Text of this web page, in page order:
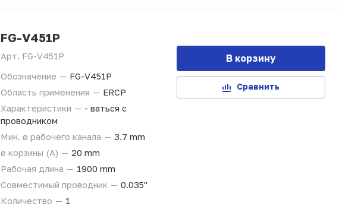
FG-V451P
Арт. FG-V451P
Обозначение — FG-V451P
Область применения — ERCP
Характеристики — - ваться с
проводником
Мин. ø рабочего канала — 3.7 mm
ø корзины (A) — 20 mm
Рабочая длина — 1900 mm
Совместимый проводник — 0.035"
Количество — 1
В корзину
Сравнить